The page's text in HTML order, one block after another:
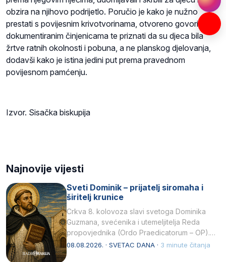
obzira na njihovo podrijetlo. Poručio je kako je nužno
prestati s povijesnim krivotvorinama, otvoreno govoriti o
dokumentiranim činjenicama te priznati da su djeca bila
žrtve ratnih okolnosti i pobuna, a ne planskog djelovanja,
dodavši kako je istina jedini put prema pravednom
povijesnom pamćenju.
Izvor. Sisačka biskupija
Najnovije vijesti
Sveti Dominik – prijatelj siromaha i
širitelj krunice
Crkva 8. kolovoza slavi svetoga Dominika
Guzmana, svećenika i utemeljitelja Reda
propovjednika (Ordo Praedicatorum – OP).
Svojim životom, dubokom ljubavlju prema
08.08.2026. · SVETAC DANA · 3 minute čitanja